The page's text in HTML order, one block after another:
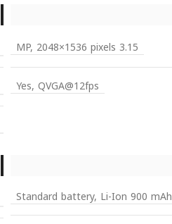
3.15 MP, 2048×1536 pixels
Yes, QVGA@12fps
Standard battery, Li-Ion 900 mAh